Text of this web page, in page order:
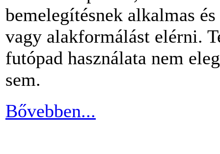
bemelegítésnek alkalmas
vagy alakformálást elérni.
futópad használata nem
sem.
Bővebben...